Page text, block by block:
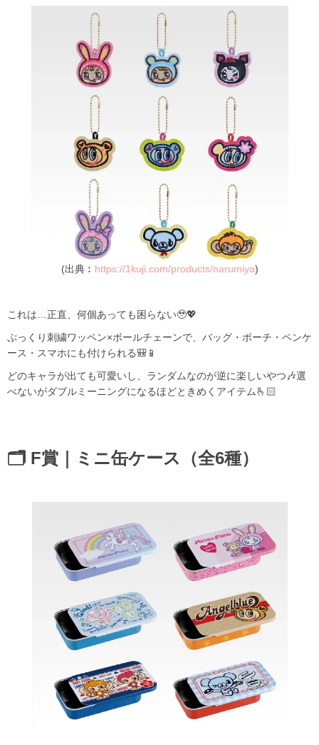
(出典︰ https://1kuji.com/products/narumiya)
これは…正直、何個あっても困らない🥹💖
ぷっくり刺繍ワッペン×ボールチェーンで、バッグ・ポーチ・ペンケ
ース・スマホにも付けられる🎒📱
どのキャラが出ても可愛いし、ランダムなのが逆に楽しいやつ🎶選
べないがダブルミーニングになるほどときめくアイテム🫰🏻
🗂 F賞｜ミニ缶ケース（全6種）